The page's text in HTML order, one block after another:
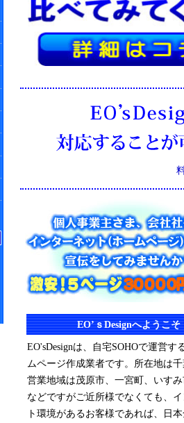
EO’ｓDesignへようこそ
EO'sDesignは、自宅SOHOで運営す
ムページ作成業者です。所在地は
営業地域は茂原市、一宮町、いす
などですがご近所様でなくても、
ト環境があるお客様であれば、日